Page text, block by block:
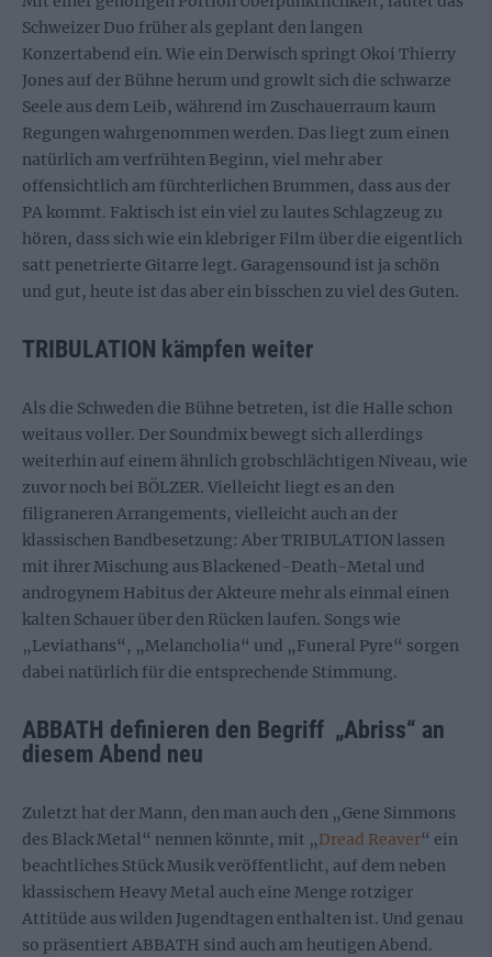
Schweizer Duo früher als geplant den langen
Konzertabend ein. Wie ein Derwisch springt Okoi Thierry
Jones auf der Bühne herum und growlt sich die schwarze
Seele aus dem Leib, während im Zuschauerraum kaum
Regungen wahrgenommen werden. Das liegt zum einen
natürlich am verfrühten Beginn, viel mehr aber
offensichtlich am fürchterlichen Brummen, dass aus der
PA kommt. Faktisch ist ein viel zu lautes Schlagzeug zu
hören, dass sich wie ein klebriger Film über die eigentlich
satt penetrierte Gitarre legt. Garagensound ist ja schön
und gut, heute ist das aber ein bisschen zu viel des Guten.
TRIBULATION kämpfen weiter
Als die Schweden die Bühne betreten, ist die Halle schon
weitaus voller. Der Soundmix bewegt sich allerdings
weiterhin auf einem ähnlich grobschlächtigen Niveau, wie
zuvor noch bei BÖLZER. Vielleicht liegt es an den
filigraneren Arrangements, vielleicht auch an der
klassischen Bandbesetzung: Aber TRIBULATION lassen
mit ihrer Mischung aus Blackened-Death-Metal und
androgynem Habitus der Akteure mehr als einmal einen
kalten Schauer über den Rücken laufen. Songs wie
„Leviathans“, „Melancholia“ und „Funeral Pyre“ sorgen
dabei natürlich für die entsprechende Stimmung.
ABBATH definieren den Begriff „Abriss“ an
diesem Abend neu
Zuletzt hat der Mann, den man auch den „Gene Simmons
des Black Metal“ nennen könnte, mit „Dread Reaver“ ein
beachtliches Stück Musik veröffentlicht, auf dem neben
klassischem Heavy Metal auch eine Menge rotziger
Attitüde aus wilden Jugendtagen enthalten ist. Und genau
so präsentiert ABBATH sind auch am heutigen Abend.